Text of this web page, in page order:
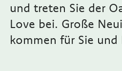
und treten Sie der
Love bei. Große
kommen für Sie und